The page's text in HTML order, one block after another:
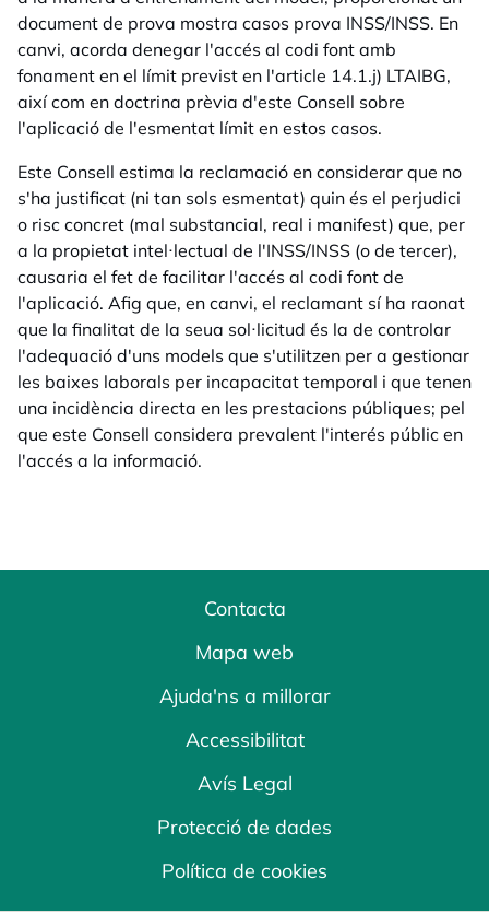
document de prova mostra casos prova INSS/INSS. En
canvi, acorda denegar l'accés al codi font amb
fonament en el límit previst en l'article 14.1.j) LTAIBG,
així com en doctrina prèvia d'este Consell sobre
l'aplicació de l'esmentat límit en estos casos.
Este Consell estima la reclamació en considerar que no
s'ha justificat (ni tan sols esmentat) quin és el perjudici
o risc concret (mal substancial, real i manifest) que, per
a la propietat intel·lectual de l'INSS/INSS (o de tercer),
causaria el fet de facilitar l'accés al codi font de
l'aplicació. Afig que, en canvi, el reclamant sí ha raonat
que la finalitat de la seua sol·licitud és la de controlar
l'adequació d'uns models que s'utilitzen per a gestionar
les baixes laborals per incapacitat temporal i que tenen
una incidència directa en les prestacions públiques; pel
que este Consell considera prevalent l'interés públic en
l'accés a la informació.
Contacta
Mapa web
Ajuda'ns a millorar
Accessibilitat
Avís Legal
Protecció de dades
Política de cookies